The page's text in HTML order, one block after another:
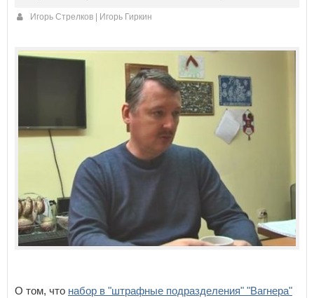
Игорь Стрелков | Игорь Гиркин
О том, что набор в "штрафные подразделения" "Вагнера"